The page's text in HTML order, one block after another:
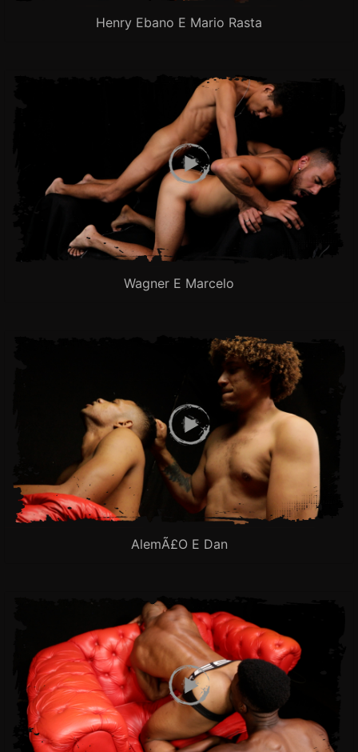
Henry Ebano E Mario Rasta
Wagner E Marcelo
AlemÃ£o E Dan